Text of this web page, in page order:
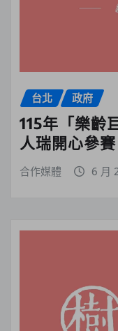
台北 政府
115年「樂
人瑞開心參
合作媒體 6 月